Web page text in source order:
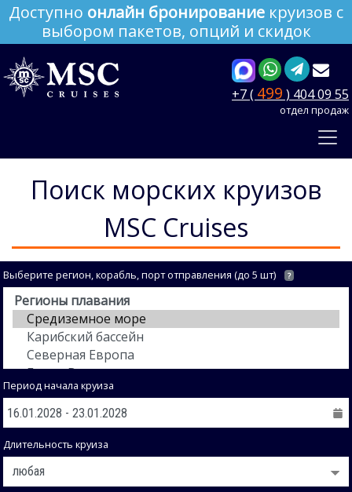
Доступно онлайн бронирование круизов с
выбором пакетов, опций и скидок
+7 ( 499 ) 404 09 55
отдел продаж
Поиск морских круизов
MSC Cruises
Выберите регион, корабль, порт отправления (до 5 шт) ?
Период начала круиза
Длительность круиза